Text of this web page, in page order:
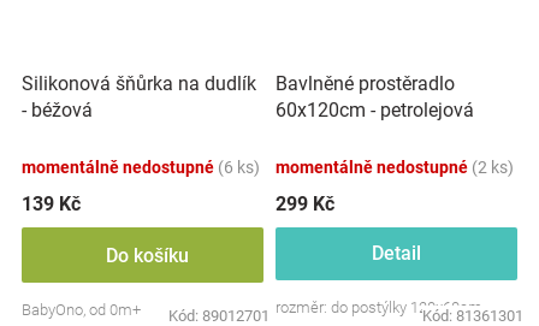
Silikonová šňůrka na dudlík
- béžová
momentálně nedostupné (6 ks)
139 Kč
Do košíku
BabyOno, od 0m+ Kód: 89012701
Bavlněné prostěradlo
60x120cm - petrolejová
momentálně nedostupné (2 ks)
299 Kč
Detail
rozměr: do postýlky 120x60cm
Kód: 81361301